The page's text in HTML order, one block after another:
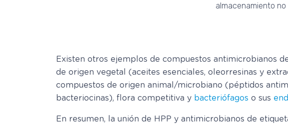
almacenamiento
Existen otros ejemplos de compuestos antimicrobianos
de origen vegetal (aceites esenciales, oleorresinas y
compuestos de origen animal/microbiano (péptidos
bacteriocinas), flora competitiva y bacteriófagos o sus
En resumen, la unión de HPP y antimicrobianos de